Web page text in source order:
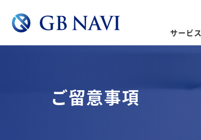
サービス
ご留意事項